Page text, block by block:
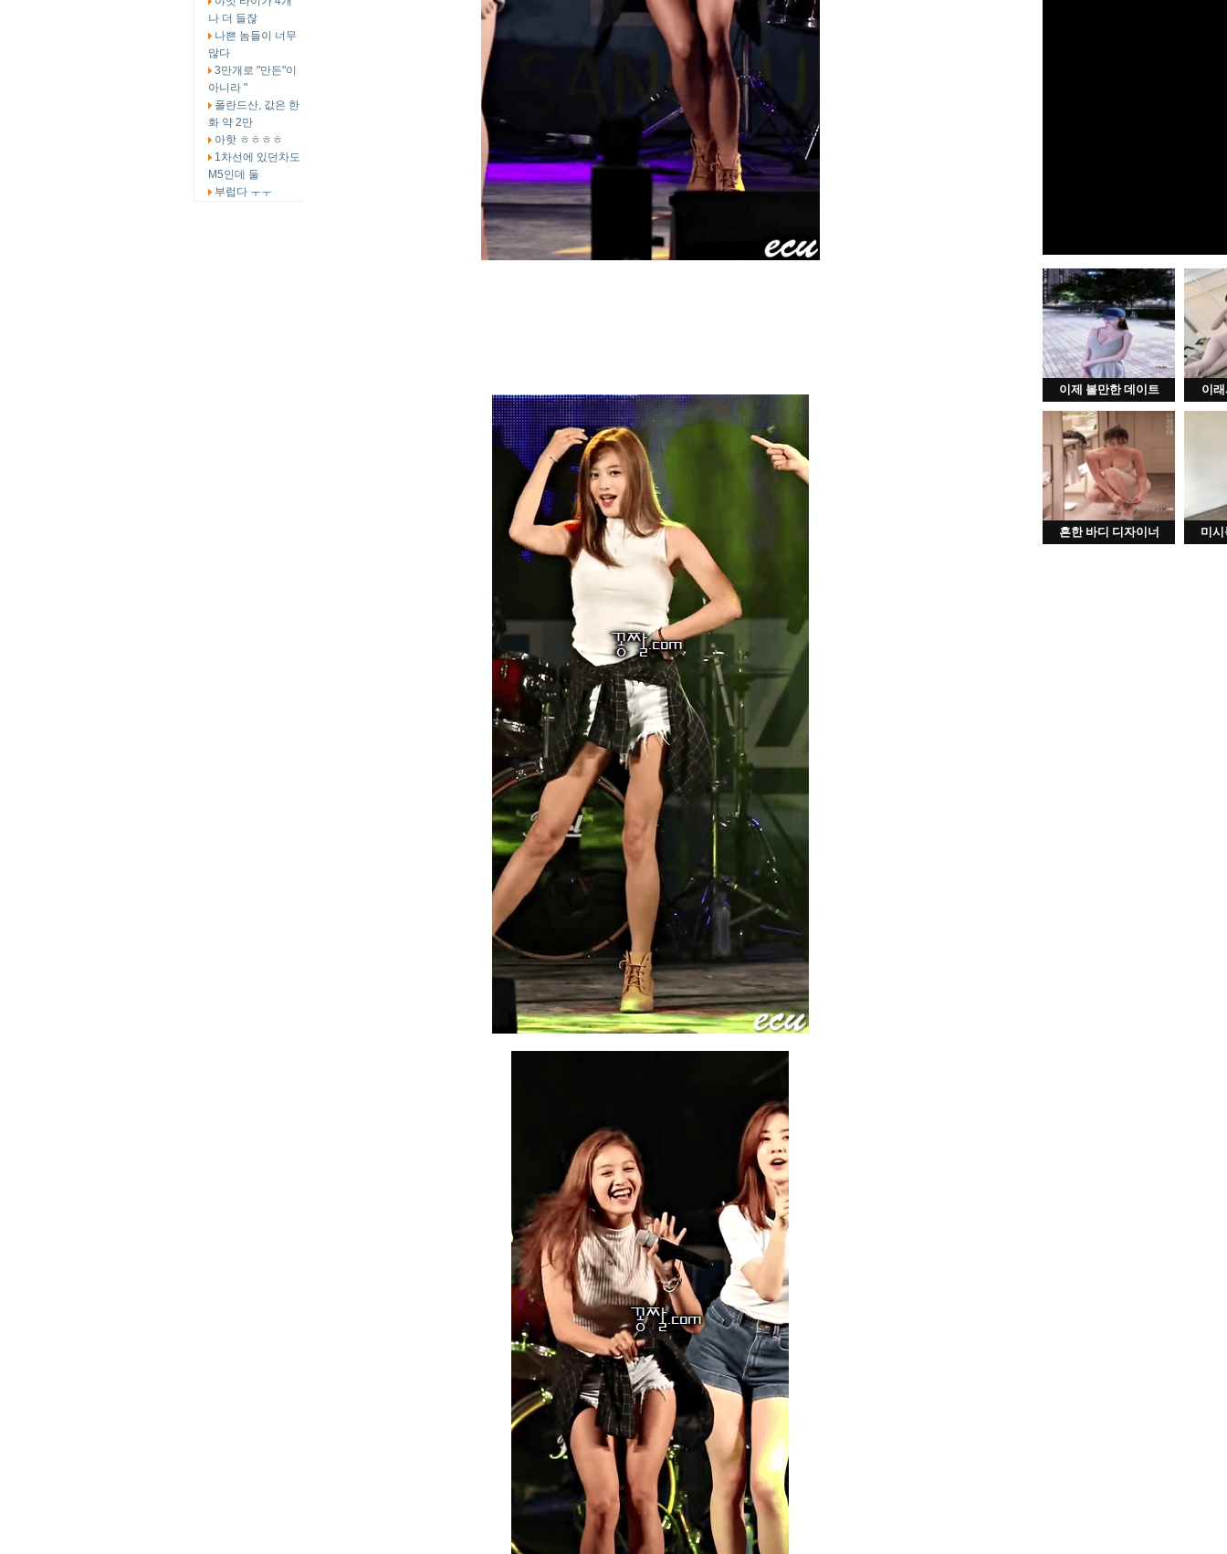
이제 볼만한 데이트 이
흔한 바디 디자이너 미시
나 더 들잖
나쁜 놈들이 너무
많다
3만개로 "만든"이
아니라 "
폴란드산, 값은 한
화 약 2만
아핫 ㅎㅎㅎㅎ
1차선에 있던차도
M5인데 둘
부럽다 ㅜㅜ